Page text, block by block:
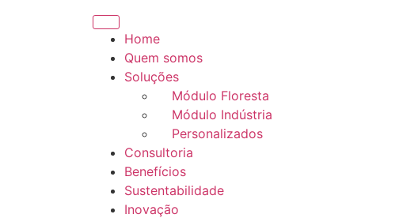
Home
Quem somos
Soluções
Módulo Floresta
Módulo Indústria
Personalizados
Consultoria
Benefícios
Sustentabilidade
Inovação